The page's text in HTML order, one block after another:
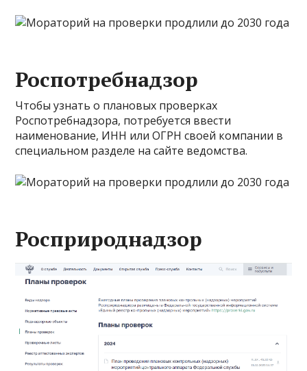
Роспотребнадзор
Чтобы узнать о плановых проверках
Роспотребнадзора, потребуется ввести
наименование, ИНН или ОГРН своей компании в
специальном разделе на сайте ведомства.
Росприроднадзор